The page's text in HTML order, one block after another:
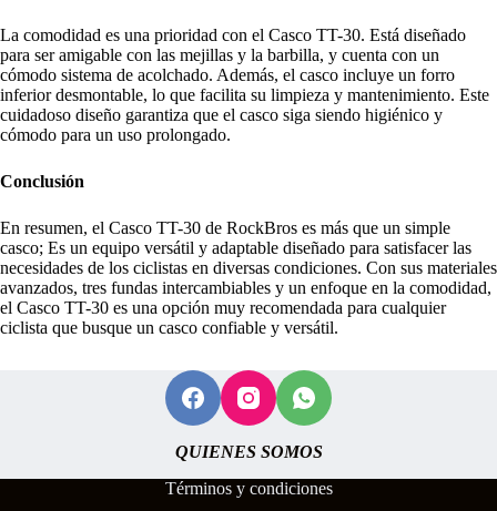
La comodidad es una prioridad con el Casco TT-30. Está diseñado
para ser amigable con las mejillas y la barbilla, y cuenta con un
cómodo sistema de acolchado. Además, el casco incluye un forro
inferior desmontable, lo que facilita su limpieza y mantenimiento. Este
cuidadoso diseño garantiza que el casco siga siendo higiénico y
cómodo para un uso prolongado.
Conclusión
En resumen, el Casco TT-30 de RockBros es más que un simple
casco; Es un equipo versátil y adaptable diseñado para satisfacer las
necesidades de los ciclistas en diversas condiciones. Con sus materiales
avanzados, tres fundas intercambiables y un enfoque en la comodidad,
el Casco TT-30 es una opción muy recomendada para cualquier
ciclista que busque un casco confiable y versátil.
QUIENES SOMOS
Términos y condiciones